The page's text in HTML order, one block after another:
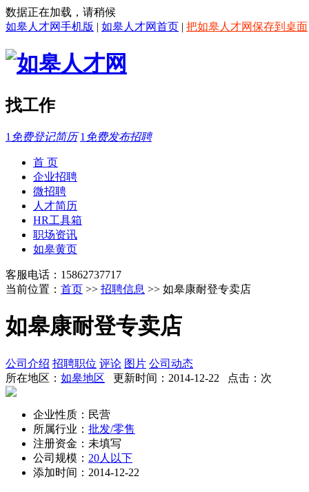
数据正在加载，请稍候
如皋人才网手机版 | 如皋人才网首页 | 把如皋人才网保存到桌面
找工作
1 免费登记简历 1 免费发布招聘
首 页
企业招聘
微招聘
人才简历
HR工具箱
职场资讯
如皋黄页
客服电话：15862737717
当前位置： 首页 >> 招聘信息 >> 如皋康耐登专卖店
如皋康耐登专卖店
公司介绍 招聘职位 评论 图片 公司动态
所在地区： 如皋地区 更新时间：2014-12-22 点击： 次
企业性质：民营
所属行业： 批发/零售
注册资金：未填写
公司规模： 20人以下
添加时间：2014-12-22